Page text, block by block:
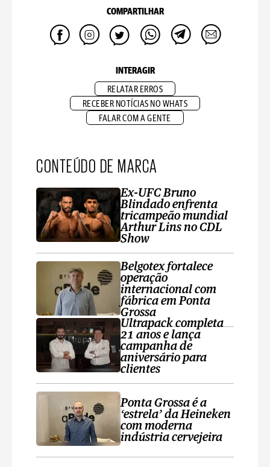
COMPARTILHAR
INTERAGIR
RELATAR ERROS
RECEBER NOTÍCIAS NO WHATS
FALAR COM A GENTE
CONTEÚDO DE MARCA
Ex-UFC Bruno
Blindado enfrenta
tricampeão mundial
Arthur Lins no CDL
Show
Belgotex fortalece
operação
internacional com
fábrica em Ponta
Grossa
Ultrapack completa
21 anos e lança
campanha de
aniversário para
clientes
Ponta Grossa é a
‘estrela’ da Heineken
com moderna
indústria cervejeira